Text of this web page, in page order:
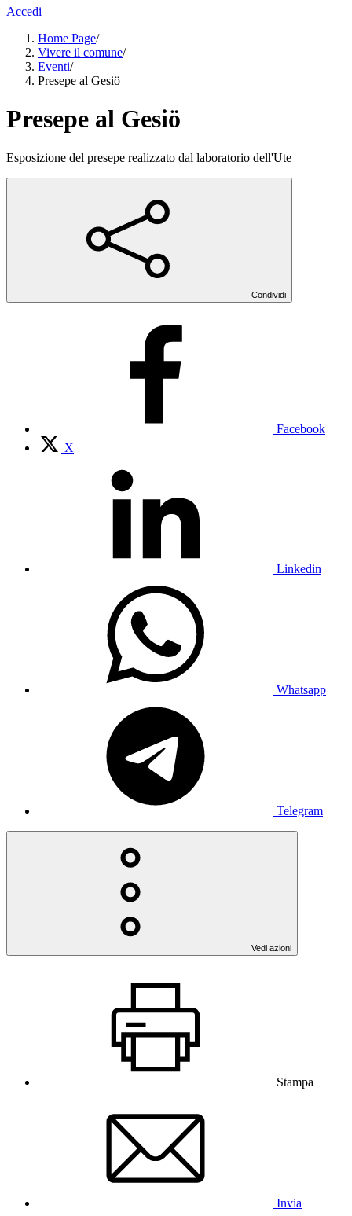
Accedi
Home Page/
Vivere il comune/
Eventi/
Presepe al Gesiö
Presepe al Gesiö
Esposizione del presepe realizzato dal laboratorio dell'Ute
Condividi
Facebook
X
Linkedin
Whatsapp
Telegram
Vedi azioni
Stampa
Invia